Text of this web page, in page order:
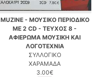
MUZINE - ΜΟΥΣΙΚΟ ΠΕΡΙΟΔΙΚΟ
ΜΕ 2 CD - ΤΕΥΧΟΣ 8 -
ΑΦΙΕΡΩΜΑ ΜΟΥΣΙΚΗ ΚΑΙ
ΛΟΓΟΤΕΧΝΙΑ
ΣΥΛΛΟΓΙΚΟ
ΧΑΡΑΜΑΔΑ
3.00€